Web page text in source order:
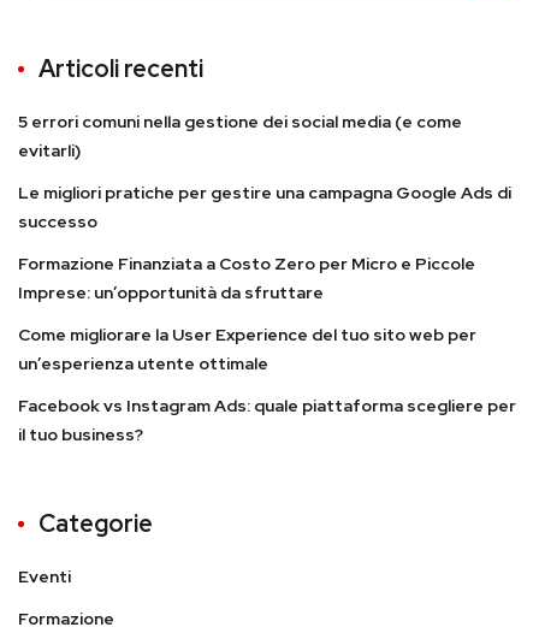
Articoli recenti
5 errori comuni nella gestione dei social media (e come
evitarli)
Le migliori pratiche per gestire una campagna Google Ads di
successo
Formazione Finanziata a Costo Zero per Micro e Piccole
Imprese: un’opportunità da sfruttare
Come migliorare la User Experience del tuo sito web per
un’esperienza utente ottimale
Facebook vs Instagram Ads: quale piattaforma scegliere per
il tuo business?
Categorie
Eventi
Formazione